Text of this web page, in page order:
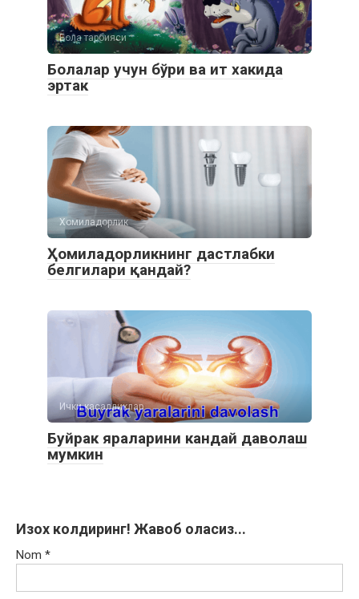
Бола тарбияси
Болалар учун бўри ва ит хакида
эртак
Хомиладорлик
Ҳомиладорликнинг дастлабки
белгилари қандай?
Ички касалликлар
Буйрак яраларини кандай даволаш
мумкин
Изох колдиринг! Жавоб оласиз...
Nom *